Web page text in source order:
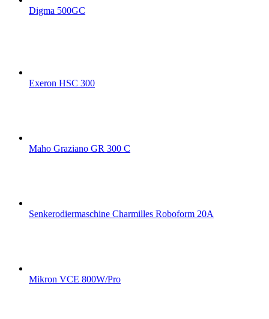
Digma 500GC
Exeron HSC 300
Maho Graziano GR 300 C
Senkerodiermaschine Charmilles Roboform 20A
Mikron VCE 800W/Pro